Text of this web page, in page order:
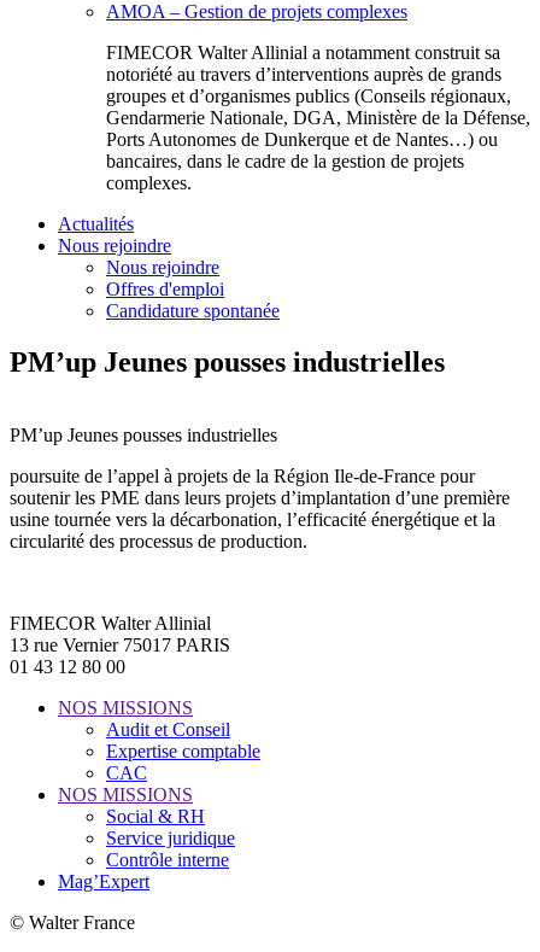
AMOA – Gestion de projets complexes
FIMECOR Walter Allinial a notamment construit sa
notoriété au travers d’interventions auprès de grands
groupes et d’organismes publics (Conseils régionaux,
Gendarmerie Nationale, DGA, Ministère de la Défense,
Ports Autonomes de Dunkerque et de Nantes…) ou
bancaires, dans le cadre de la gestion de projets
complexes.
Actualités
Nous rejoindre
Nous rejoindre
Offres d'emploi
Candidature spontanée
PM’up Jeunes pousses industrielles
PM’up Jeunes pousses industrielles
poursuite de l’appel à projets de la Région Ile-de-France pour
soutenir les PME dans leurs projets d’implantation d’une première
usine tournée vers la décarbonation, l’efficacité énergétique et la
circularité des processus de production.
FIMECOR Walter Allinial
13 rue Vernier 75017 PARIS
01 43 12 80 00
NOS MISSIONS
Audit et Conseil
Expertise comptable
CAC
NOS MISSIONS
Social & RH
Service juridique
Contrôle interne
Mag’Expert
© Walter France